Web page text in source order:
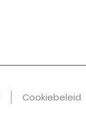
Cookiebeleid